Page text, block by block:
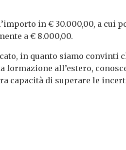
in € 30.000,00, a cui
a € 8.000,00.
in quanto siamo convinti
all’estero,
capacità di superare le